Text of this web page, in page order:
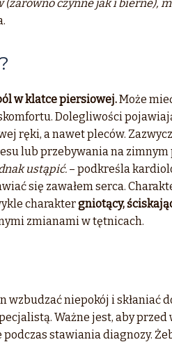
czynne jak i bierne),
w klatce piersiowej.Może
Dolegliwości
ręki, a nawet pleców.
lub przebywania na
ustąpić. – podkreśla
się zawałem serca.
charaktergniotący,
zmianami w tętnicach.
wzbudzać niepokój i skłaniać
Ważne jest, aby
stawiania diagnozy.